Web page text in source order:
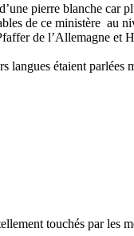
pierre blanche car
de ce ministère au
de l’Allemagne et
langues étaient parlées
touchés par les